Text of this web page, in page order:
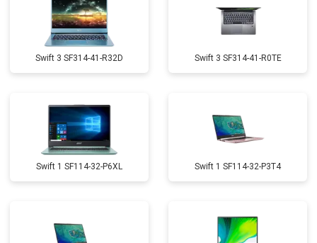
Swift 3 SF314-41-R32D Swift 3 SF314-41-R0TE
Swift 1 SF114-32-P6XL Swift 1 SF114-32-P3T4